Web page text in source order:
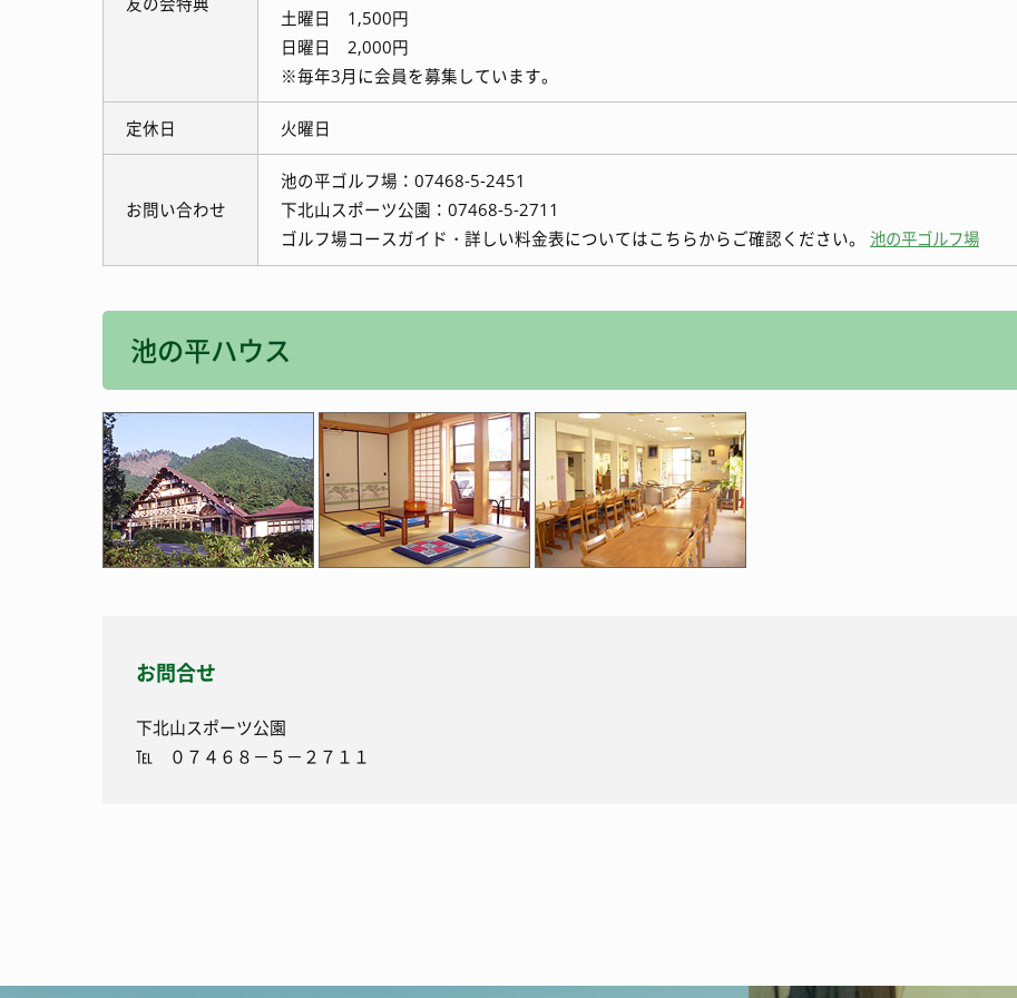
土曜日 1,500円
日曜日 2,000円
※毎年3月に会員を募集しています。
定休日 火曜日
お問い合わせ
池の平ゴルフ場：07468-5-2451
下北山スポーツ公園：07468-5-2711
ゴルフ場コースガイド・詳しい料金表についてはこちらからご確認ください。 池の平ゴルフ場
池の平ハウス
お問合せ
下北山スポーツ公園
℡ ０７４６８－５－２７１１